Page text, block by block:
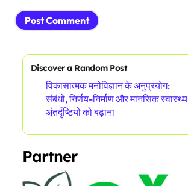
Discover a Random Post
विकासात्मक मनोविज्ञान के अनुप्रयोग:
संबंधों, निर्णय-निर्माण और मानसिक स्वास्थ्य
अंतर्दृष्टियों को बढ़ाना
Partner